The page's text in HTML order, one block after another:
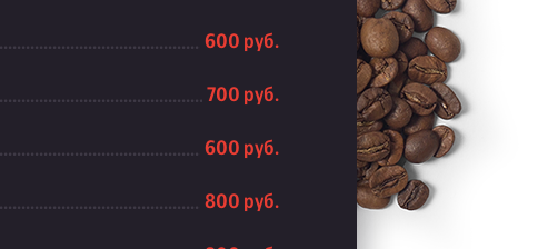
600 руб.
700 руб.
600 руб.
800 руб.